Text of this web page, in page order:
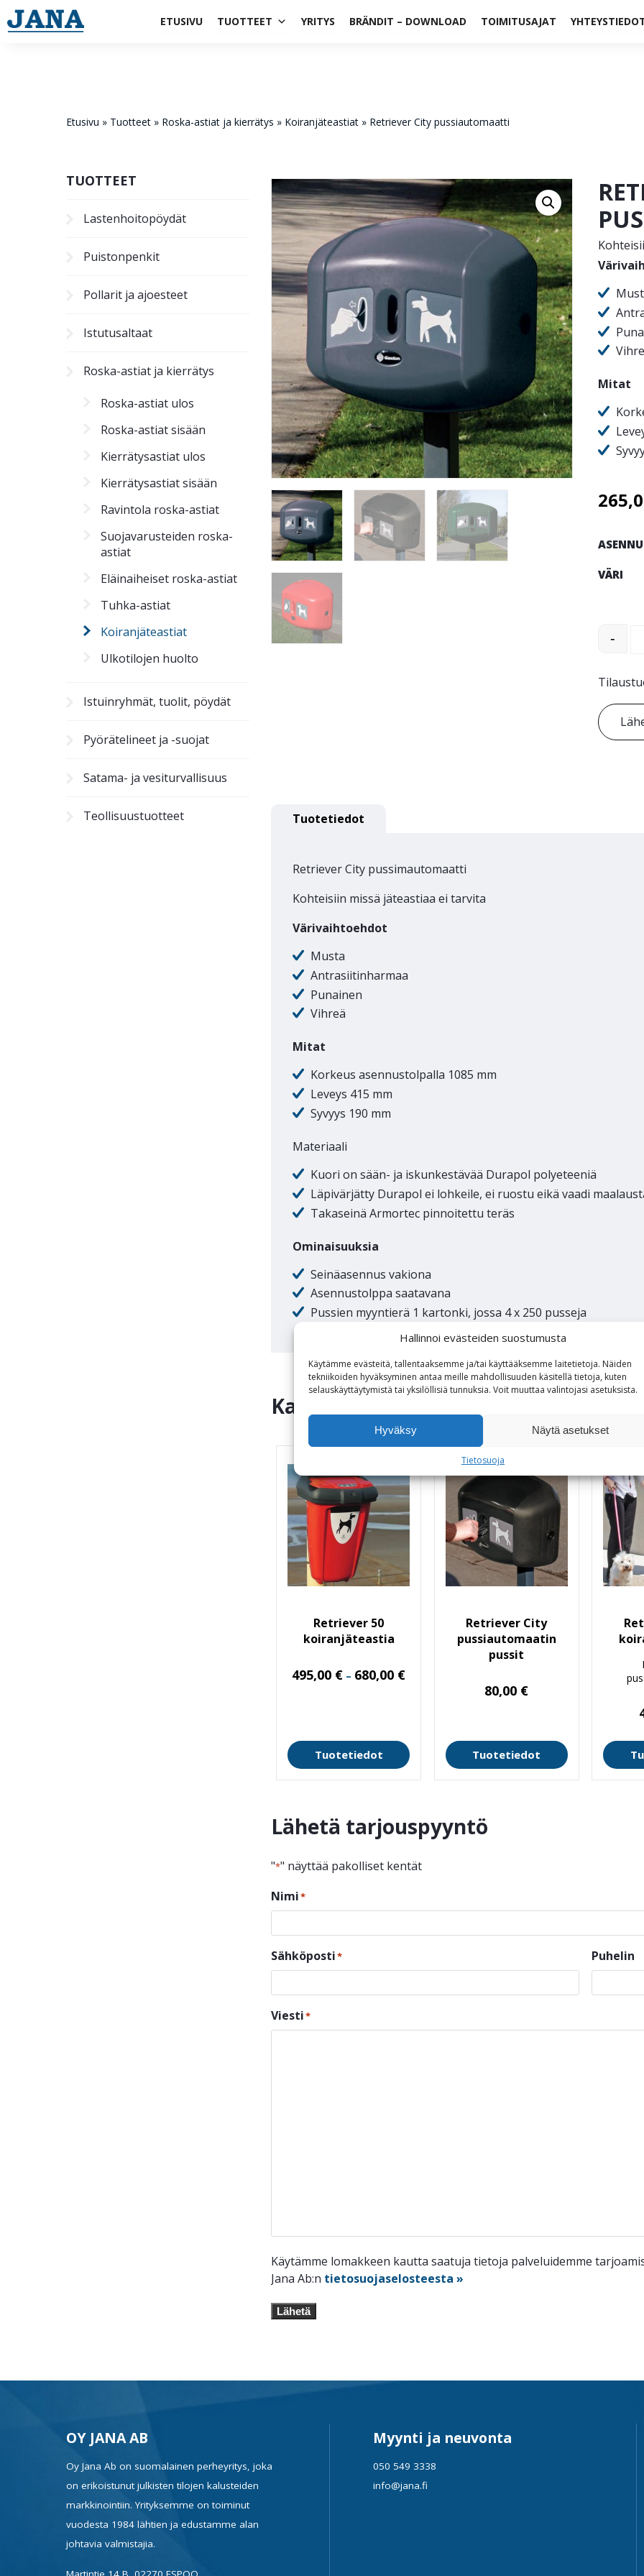
Hallinnoi evästeiden suostumusta
Käytämme evästeitä, tallentaaksemme ja/tai käyttääksemme laitetietoja. Näiden
tekniikoiden hyväksyminen antaa meille mahdollisuuden käsitellä tietoja, kuten
selauskäyttäytymistä tai yksilöllisiä tunnuksia. Voit muuttaa valintojasi asetuksista.
Hyväksy Näytä asetukset
Tietosuoja
1984
ETUSIVU TUOTTEET YRITYS BRÄNDIT – DOWNLOAD TOIMITUSAJAT
Etusivu » Tuotteet » Roska-astiat ja kierrätys » Koiranjäteastiat » Retriever City pussiautomaatti
TUOTTEET
Lastenhoito­pöydät
Puistonpenkit
Pollarit ja ajoesteet
Istutusaltaat
Roska-astiat ja kierrätys
Roska-astiat ulos
Roska-astiat sisään
Kierrätysastiat ulos
Kierrätysastiat sisään
Ravintola roska-astiat
Suojavarusteiden roska-
astiat
Eläinaiheiset roska-astiat
Tuhka-astiat
Koiranjäteastiat
Ulkotilojen huolto
Istuinryhmät, tuolit, pöydät
Pyörätelineet ja -suojat
Satama- ja vesiturvallisuus
Teollisuustuotteet
Mitat
VÄRI
-
Tuotetiedot
Retriever City pussimautomaatti
Kohteisiin missä jäteastiaa ei tarvita
Värivaihtoehdot
Musta
Antrasiitinharmaa
Punainen
Vihreä
Mitat
Korkeus asennustolpalla 1085 mm
Leveys 415 mm
Syvyys 190 mm
Materiaali
Kuori on sään- ja iskunkestävää Durapol polyeteeniä
Läpivärjätty Durapol ei lohkeile, ei ruostu eikä vaadi
Takaseinä Armortec pinnoitettu teräs
Ominaisuuksia
Seinäasennus vakiona
Asennustolppa saatavana
Pussien myyntierä 1 kartonki, jossa 4 x 250 pusseja
Katso myös
Retriever 50
koiranjäteastia
495,00 € – 680,00 €Hintaluokka:
Tuotetiedot
Retriever City
pussiautomaatin
pussit
80,00 €
Tuotetiedot
Lähetä tarjouspyyntö
"*" näyttää pakolliset kentät
Nimi*
Sähköposti* Puhelin
Viesti*
Käytämme lomakkeen kautta saatuja tietoja palveluidemme
Jana Ab:n tietosuojaselosteesta »
Lähetä
OY JANA AB
Oy Jana Ab on suomalainen perheyritys, joka
on erikoistunut julkisten tilojen kalusteiden
markkinointiin. Yrityksemme on toiminut
vuodesta 1984 lähtien ja edustamme alan
johtavia valmistajia.
Myynti ja neuvonta
050 549 3338
info@jana.fi